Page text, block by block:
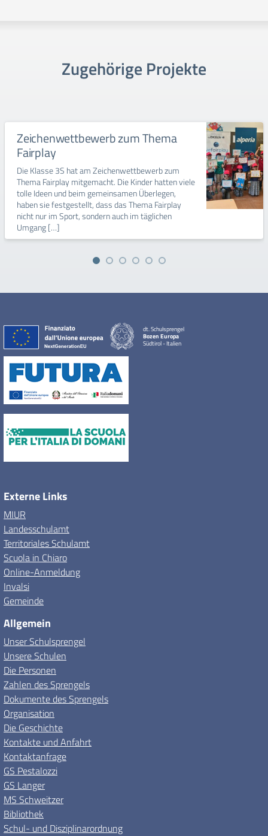
Zugehörige Projekte
Zeichenwettbewerb zum Thema
Fairplay
Die Klasse 3S hat am Zeichenwettbewerb zum
Thema Fairplay mitgemacht. Die Kinder hatten viele
tolle Ideen und beim gemeinsamen Überlegen,
haben sie festgestellt, dass das Thema Fairplay
nicht nur im Sport, sondern auch im täglichen
Umgang […]
dt. Schulsprengel
Bozen Europa
Südtirol - Italien
Externe Links
MIUR
Landesschulamt
Territoriales Schulamt
Scuola in Chiaro
Online-Anmeldung
Invalsi
Gemeinde
Allgemein
Unser Schulsprengel
Unsere Schulen
Die Personen
Zahlen des Sprengels
Dokumente des Sprengels
Organisation
Die Geschichte
Kontakte und Anfahrt
Kontaktanfrage
GS Pestalozzi
GS Langer
MS Schweitzer
Bibliothek
Schul- und Disziplinarordnung